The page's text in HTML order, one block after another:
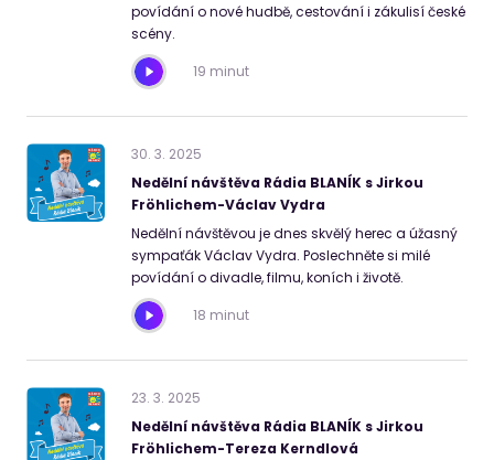
povídání o nové hudbě, cestování i zákulisí české
scény.
19 minut
30. 3. 2025
Nedělní návštěva Rádia BLANÍK s Jirkou
Fröhlichem-Václav Vydra
Nedělní návštěvou je dnes skvělý herec a úžasný
sympaťák Václav Vydra. Poslechněte si milé
povídání o divadle, filmu, koních i životě.
18 minut
23. 3. 2025
Nedělní návštěva Rádia BLANÍK s Jirkou
Fröhlichem-Tereza Kerndlová